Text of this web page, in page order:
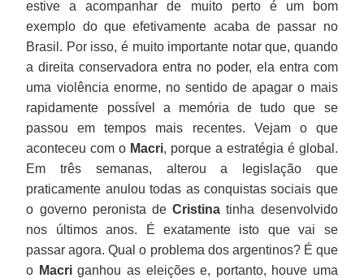
estive a acompanhar de muito perto é um bom
exemplo do que efetivamente acaba de passar no
Brasil. Por isso, é muito importante notar que, quando
a direita conservadora entra no poder, ela entra com
uma violência enorme, no sentido de apagar o mais
rapidamente possível a memória de tudo que se
passou em tempos mais recentes. Vejam o que
aconteceu com o Macri, porque a estratégia é global.
Em três semanas, alterou a legislação que
praticamente anulou todas as conquistas sociais que
o governo peronista deCristina tinha desenvolvido
nos últimos anos. É exatamente isto que vai se
passar agora. Qual o problema dos argentinos? É que
o Macriganhou as eleições e, portanto, houve uma